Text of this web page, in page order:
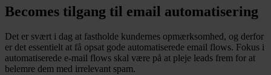
Becomes tilgang til email automatisering
Det er svært i dag at fastholde kundernes opmærksomhed, og derfor
er det essentielt at få opsat gode automatiserede email flows. Fokus i
automatiserede e-mail flows skal være på at pleje leads frem for at
belemre dem med irrelevant spam.